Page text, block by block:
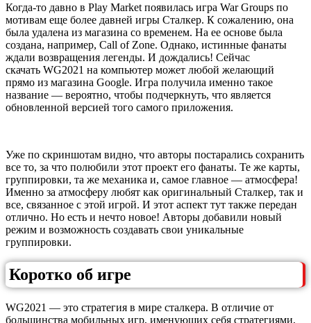
Когда-то давно в Play Market появилась игра War Groups по
мотивам еще более давней игры Сталкер. К сожалению, она
была удалена из магазина со временем. На ее основе была
создана, например, Call of Zone. Однако, истинные фанаты
ждали возвращения легенды. И дождались! Сейчас
скачать WG2021 на компьютер может любой желающий
прямо из магазина Google. Игра получила именно такое
название — вероятно, чтобы подчеркнуть, что является
обновленной версией того самого приложения.
Уже по скриншотам видно, что авторы постарались сохранить
все то, за что полюбили этот проект его фанаты. Те же карты,
группировки, та же механика и, самое главное — атмосфера!
Именно за атмосферу любят как оригинальный Сталкер, так и
все, связанное с этой игрой. И этот аспект тут также передан
отлично. Но есть и нечто новое! Авторы добавили новый
режим и возможность создавать свои уникальные
группировки.
Коротко об игре
WG2021 — это стратегия в мире сталкера. В отличие от
большинства мобильных игр, именующих себя стратегиями,